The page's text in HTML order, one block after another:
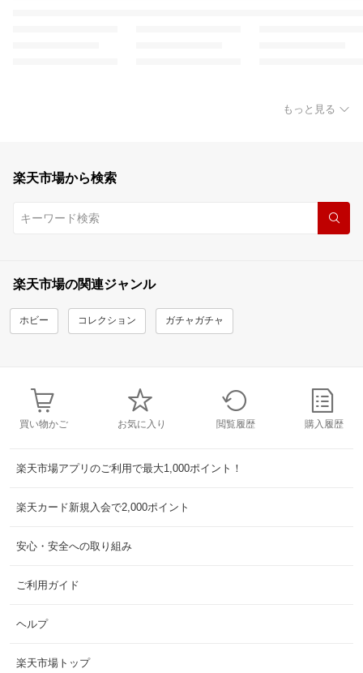
もっと見る
楽天市場から検索
楽天市場の関連ジャンル
ホビー コレクション ガチャガチャ
買い物かご お気に入り 閲覧履歴 購入履歴
楽天市場アプリのご利用で最大1,000ポイント！
楽天カード新規入会で2,000ポイント
安心・安全への取り組み
ご利用ガイド
ヘルプ
楽天市場トップ